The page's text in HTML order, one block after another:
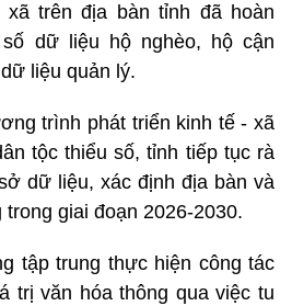
trên địa bàn tỉnh đã hoàn
dữ liệu hộ nghèo, hộ cận
liệu quản lý.
trình phát triển kinh tế - xã
tộc thiểu số, tỉnh tiếp tục rà
dữ liệu, xác định địa bàn và
giai đoạn 2026-2030.
tập trung thực hiện công tác
trị văn hóa thông qua việc tu